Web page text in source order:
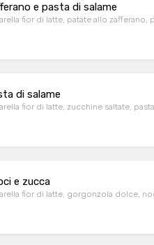
e pasta di salame
fior di latte, patate allo zafferano,
di salame
fior di latte, zucchine saltate,
e zucca
fior di latte, gorgonzola dolce,